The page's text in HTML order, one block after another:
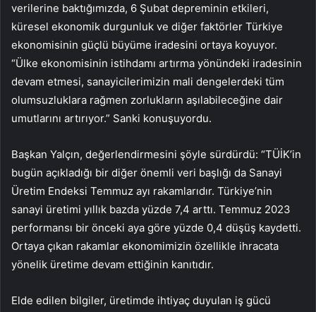
verilerine baktığımızda, 6 Şubat depreminin etkileri,
küresel ekonomik durgunluk ve diğer faktörler Türkiye
ekonomisinin güçlü büyüme iradesini ortaya koyuyor.
“Ülke ekonomisinin istihdamı artırma yönündeki iradesinin
devam etmesi, sanayicilerimizin mali dengelerdeki tüm
olumsuzluklara rağmen zorlukların aşılabileceğine dair
umutlarını artırıyor.” Sanki konuşuyordu.
Başkan Yalçın, değerlendirmesini şöyle sürdürdü: “TÜİK’in
bugün açıkladığı bir diğer önemli veri başlığı da Sanayi
Üretim Endeksi Temmuz ayı rakamlarıdır. Türkiye’nin
sanayi üretimi yıllık bazda yüzde 7,4 arttı. Temmuz 2023
performansı bir önceki aya göre yüzde 0,4 düşüş kaydetti.
Ortaya çıkan rakamlar ekonomimizin özellikle ihracata
yönelik üretime devam ettiğinin kanıtıdır.
Elde edilen bilgiler, üretimde ihtiyaç duyulan iş gücü